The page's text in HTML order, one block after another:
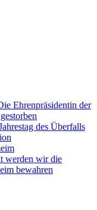
Ehrenpräsidentin der
des Überfalls
werden wir die
bewahren